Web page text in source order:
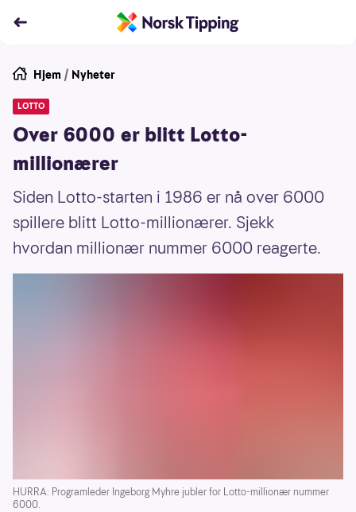
Hjem / Nyheter
LOTTO
Over 6000 er blitt Lotto-
millionærer
Siden Lotto-starten i 1986 er nå over 6000
spillere blitt Lotto-millionærer. Sjekk
hvordan millionær nummer 6000 reagerte.
HURRA: Programleder Ingeborg Myhre jubler for Lotto-millionær nummer
6000.